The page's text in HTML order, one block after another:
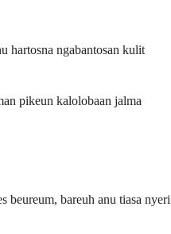
hartosna ngabantosan kulit
pikeun kalolobaan jalma
beureum, bareuh anu tiasa nyeri